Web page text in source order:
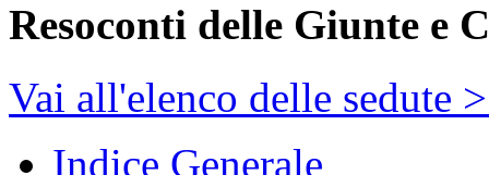
Resoconti delle Giunte e
Vai all'elenco delle sedute
Indice Generale